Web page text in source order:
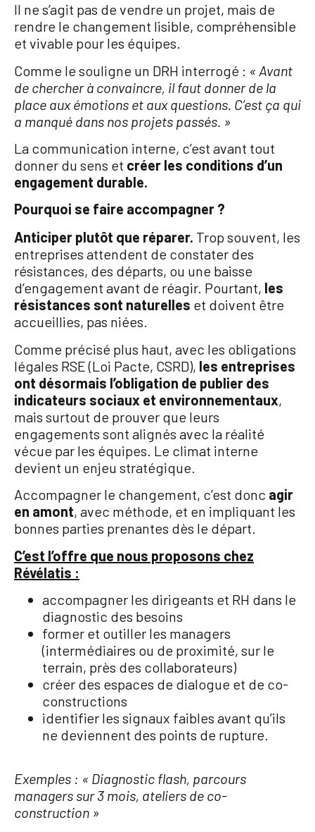
Il ne s’agit pas de vendre un projet, mais de
rendre le changement lisible, compréhensible
et vivable pour les équipes.
Comme le souligne un DRH interrogé : « Avant
de chercher à convaincre, il faut donner de la
place aux émotions et aux questions. C’est ça qui
a manqué dans nos projets passés. »
La communication interne, c’est avant tout
donner du sens et créer les conditions d’un
engagement durable.
Pourquoi se faire accompagner ?
Anticiper plutôt que réparer. Trop souvent, les
entreprises attendent de constater des
résistances, des départs, ou une baisse
d’engagement avant de réagir. Pourtant, les
résistances sont naturelles et doivent être
accueillies, pas niées.
Comme précisé plus haut, avec les obligations
légales RSE (Loi Pacte, CSRD), les entreprises
ont désormais l’obligation de publier des
indicateurs sociaux et environnementaux,
mais surtout de prouver que leurs
engagements sont alignés avec la réalité
vécue par les équipes. Le climat interne
devient un enjeu stratégique.
Accompagner le changement, c’est donc agir
en amont, avec méthode, et en impliquant les
bonnes parties prenantes dès le départ.
C’est l’offre que nous proposons chez
Révélatis :
accompagner les dirigeants et RH dans le
diagnostic des besoins
former et outiller les managers
(intermédiaires ou de proximité, sur le
terrain, près des collaborateurs)
créer des espaces de dialogue et de co-
constructions
identifier les signaux faibles avant qu’ils
ne deviennent des points de rupture.
Exemples : « Diagnostic flash, parcours
managers sur 3 mois, ateliers de co-
construction »